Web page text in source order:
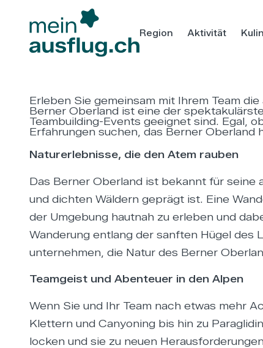
Region Aktivität
Erleben Sie gemeinsam mit Ihrem Team
Berner Oberland ist eine der
Teambuilding-Events geeignet sind. Egal,
Erfahrungen suchen, das Berner Oberland
Naturerlebnisse, die den Atem rauben
Das Berner Oberland ist bekannt für seine
und dichten Wäldern geprägt ist. Eine
der Umgebung hautnah zu erleben und
Wanderung entlang der sanften Hügel des
unternehmen, die Natur des Berner
Teamgeist und Abenteuer in den Alpen
Wenn Sie und Ihr Team nach etwas mehr
Klettern und Canyoning bis hin zu
locken und sie zu neuen